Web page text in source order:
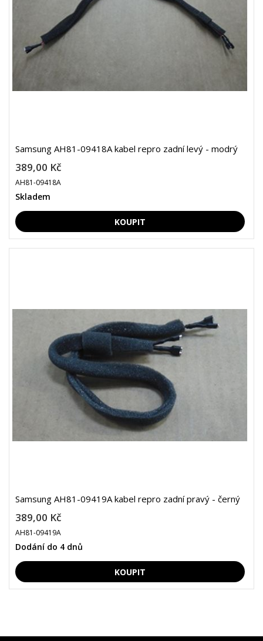
Samsung AH81-09418A kabel repro zadní levý - modrý
389,00 Kč
AH81-09418A
Skladem
Samsung AH81-09419A kabel repro zadní pravý - černý
389,00 Kč
AH81-09419A
Dodání do 4 dnů